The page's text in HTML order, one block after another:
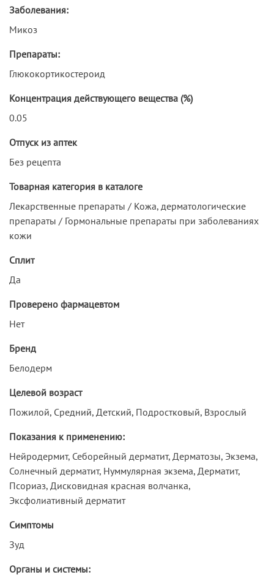
Заболевания:
Микоз
Препараты:
Глюкокортикостероид
Концентрация действующего вещества (%)
0.05
Отпуск из аптек
Без рецепта
Товарная категория в каталоге
Лекарственные препараты / Кожа, дерматологические
препараты / Гормональные препараты при заболеваниях
кожи
Сплит
Да
Проверено фармацевтом
Нет
Бренд
Белодерм
Целевой возраст
Пожилой, Средний, Детский, Подростковый, Взрослый
Показания к применению:
Нейродермит, Себорейный дерматит, Дерматозы, Экзема,
Солнечный дерматит, Нуммулярная экзема, Дерматит,
Псориаз, Дисковидная красная волчанка,
Эксфолиативный дерматит
Симптомы
Зуд
Органы и системы: